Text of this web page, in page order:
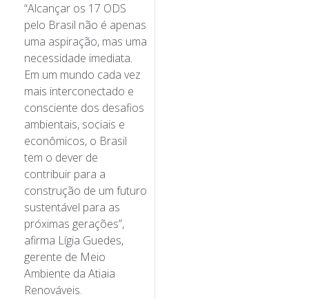
“Alcançar os 17 ODS
pelo Brasil não é apenas
uma aspiração, mas uma
necessidade imediata.
Em um mundo cada vez
mais interconectado e
consciente dos desafios
ambientais, sociais e
econômicos, o Brasil
tem o dever de
contribuir para a
construção de um futuro
sustentável para as
próximas gerações”,
afirma Lígia Guedes,
gerente de Meio
Ambiente da Atiaia
Renováveis.